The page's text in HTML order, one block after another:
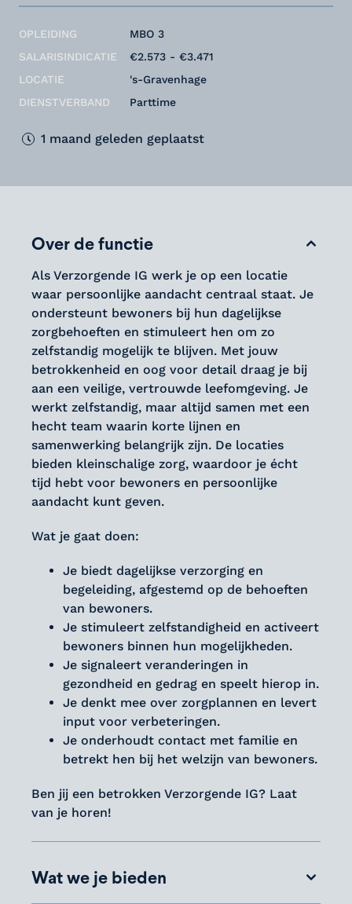
OPLEIDING
SALARISINDICATIE
LOCATIE
DIENSTVERBAND
MBO 3
€2.573 - €3.471
's-Gravenhage
Parttime
1 maand geleden geplaatst
Over de functie
Als Verzorgende IG werk je op een locatie
waar persoonlijke aandacht centraal staat. Je
ondersteunt bewoners bij hun dagelijkse
zorgbehoeften en stimuleert hen om zo
zelfstandig mogelijk te blijven. Met jouw
betrokkenheid en oog voor detail draag je bij
aan een veilige, vertrouwde leefomgeving. Je
werkt zelfstandig, maar altijd samen met een
hecht team waarin korte lijnen en
samenwerking belangrijk zijn. De locaties
bieden kleinschalige zorg, waardoor je écht
tijd hebt voor bewoners en persoonlijke
aandacht kunt geven.
Wat je gaat doen:
Je biedt dagelijkse verzorging en
begeleiding, afgestemd op de behoeften
van bewoners.
Je stimuleert zelfstandigheid en activeert
bewoners binnen hun mogelijkheden.
Je signaleert veranderingen in
gezondheid en gedrag en speelt hierop in.
Je denkt mee over zorgplannen en levert
input voor verbeteringen.
Je onderhoudt contact met familie en
betrekt hen bij het welzijn van bewoners.
Ben jij een betrokken Verzorgende IG? Laat
van je horen!
Wat we je bieden